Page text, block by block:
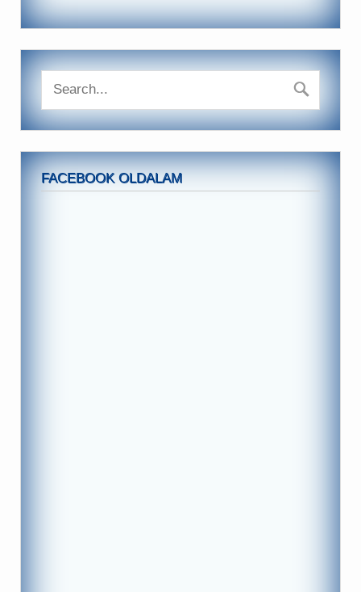
FACEBOOK OLDALAM